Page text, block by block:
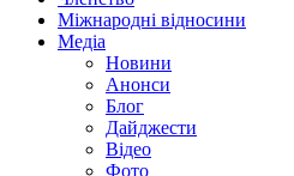
Міжнародні відносини
Медіа
Новини
Анонси
Блог
Дайджести
Відео
Фото